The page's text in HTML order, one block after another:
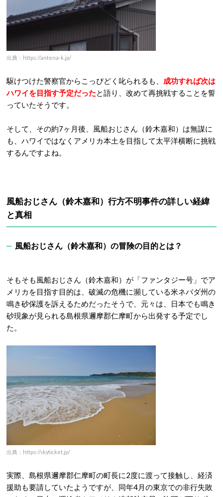
出典：https://antena-k.jp/
駆けつけた警察官からこっぴどく叱られるも、 成功すれば次は
ハワイを目指す予定だったと語り、改めて再挑戦することを誓
っていたそうです。
そして、その約7ヶ月後、風船おじさん（鈴木嘉和）は無謀に
も、ハワイではなくアメリカ本土を目指して太平洋横断に挑戦
するんですよね。
風船おじさん（鈴木嘉和）行方不明事件の詳しい経緯
と真相
風船おじさん（鈴木嘉和）の冒険の目的とは？
そもそも風船おじさん（鈴木嘉和）が「ファンタジー号」でア
メリカを目指す目的は、破滅の危機に瀕している米ネバダ州の
鳴き砂保護を訴えるためだったそうで、元々は、日本でも鳴き
砂現象が見られる島根県邇摩郡仁摩町から出発する予定でし
た。
出典：https://skyticket.jp/
実際、島根県邇摩郡仁摩町の町長に2度に渡って接触し、経済
援助も要請していたようですが、同年4月の東京での非行失敗